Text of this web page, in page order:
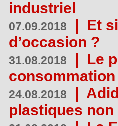
industriel
07.09.2018 | Et
d’occasion ?
31.08.2018 | Le
consommation
24.08.2018 |
plastiques